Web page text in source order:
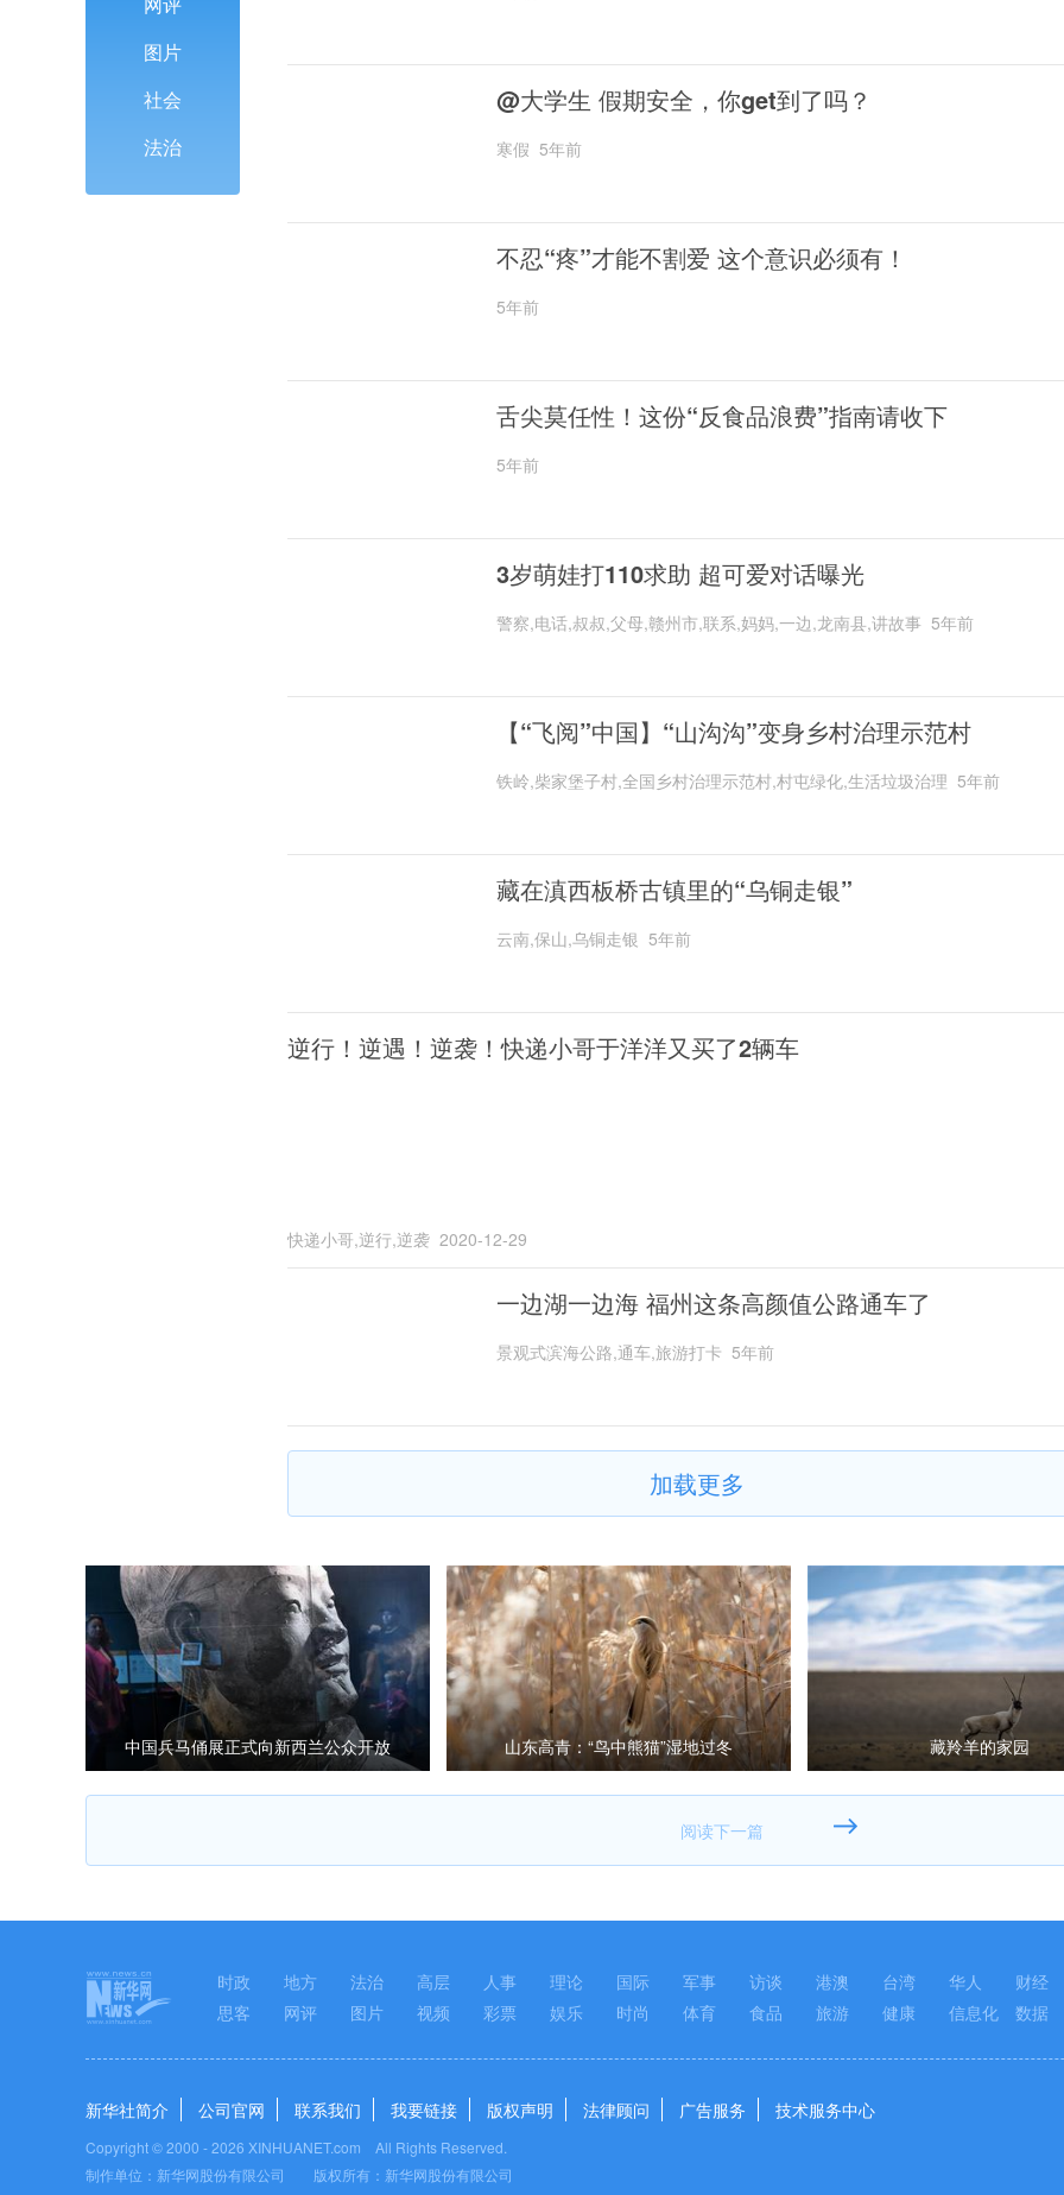
图片
社会
法治
@大学生 假期安全，你get到了吗？
寒假 5年前
不忍“疼”才能不割爱 这个意识必须有！
5年前
舌尖莫任性！这份“反食品浪费”指南请收下
5年前
3岁萌娃打110求助 超可爱对话曝光
警察,电话,叔叔,父母,赣州市,联系,妈妈,一边,龙南县,讲故事 5年前
【“飞阅”中国】“山沟沟”变身乡村治理示范村
铁岭,柴家堡子村,全国乡村治理示范村,村屯绿化,生活垃圾治理 5年前
藏在滇西板桥古镇里的“乌铜走银”
云南,保山,乌铜走银 5年前
逆行！逆遇！逆袭！快递小哥于洋洋又买了2辆车
快递小哥,逆行,逆袭 2020-12-29
一边湖一边海 福州这条高颜值公路通车了
景观式滨海公路,通车,旅游打卡 5年前
加载更多
中国兵马俑展正式向新西兰公众开放 山东高青：“鸟中熊猫”湿地过冬 藏羚羊的家园
时政 地方 法治 高层 人事 理论 国际 军事 访谈 港澳 台湾 华人 财经
思客
网评 图片 视频 彩票 娱乐 时尚 体育 食品 旅游 健康 信息化 数据
新华社简介 公司官网 联系我们 我要链接 版权声明 法律顾问 广告服务 技术服务中心
Copyright © 2000 -2026 XINHUANET.com All Rights Reserved.
制作单位：新华网股份有限公司 版权所有：新华网股份有限公司